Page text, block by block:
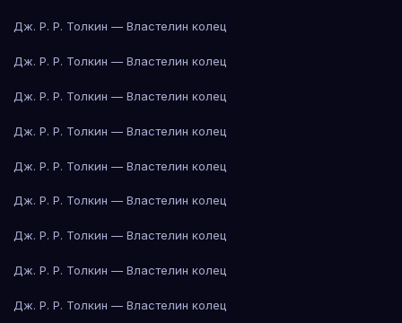
Дж. Р. Р. Толкин — Властелин колец
Дж. Р. Р. Толкин — Властелин колец
Дж. Р. Р. Толкин — Властелин колец
Дж. Р. Р. Толкин — Властелин колец
Дж. Р. Р. Толкин — Властелин колец
Дж. Р. Р. Толкин — Властелин колец
Дж. Р. Р. Толкин — Властелин колец
Дж. Р. Р. Толкин — Властелин колец
Дж. Р. Р. Толкин — Властелин колец